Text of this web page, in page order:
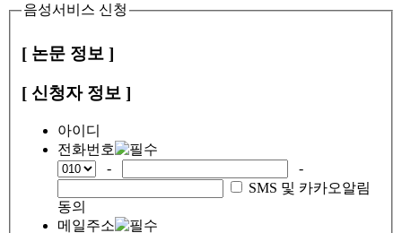
음성서비스 신청
[ 논문 정보 ]
[ 신청자 정보 ]
아이디
전화번호
-
-
SMS 및 카카오알림
동의
메일주소